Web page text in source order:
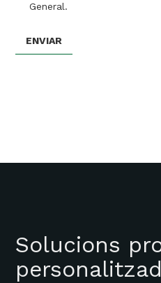
General.
Solucions